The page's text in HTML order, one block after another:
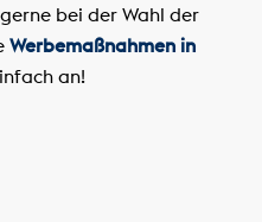
bei der Wahl der
Werbemaßnahmen in
an!